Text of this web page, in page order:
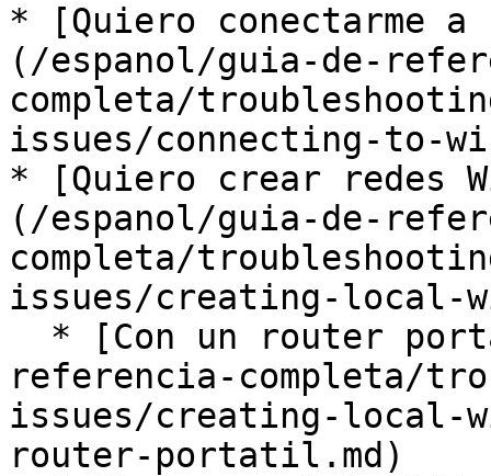
* [Quiero conectarme
(/espanol/guia-de-
completa/
issues/connecting-to-
* [Quiero crear redes
(/espanol/guia-de-
completa/
issues/creating-local-
referencia-completa/
issues/creating-local-
router-portatil.md)